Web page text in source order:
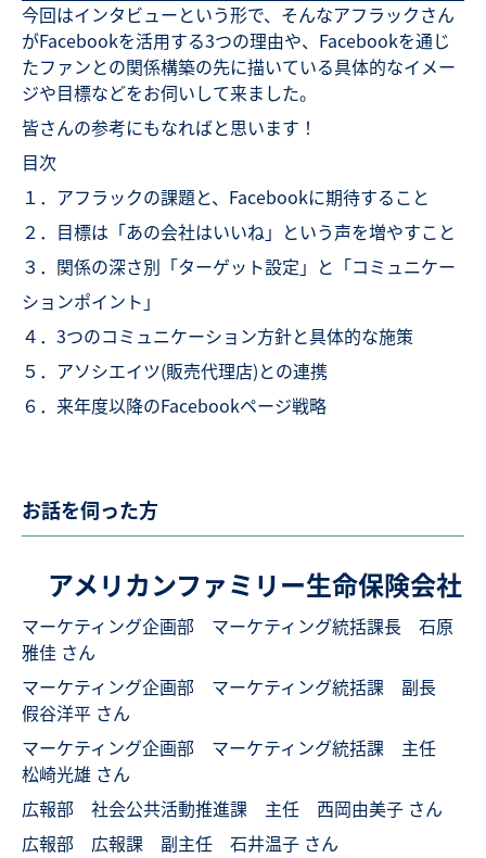
今回はインタビューという形で、そんなアフラックさん
がFacebookを活用する3つの理由や、Facebookを通じ
たファンとの関係構築の先に描いている具体的なイメー
ジや目標などをお伺いして来ました。
皆さんの参考にもなればと思います！
目次
１．アフラックの課題と、Facebookに期待すること
２．目標は「あの会社はいいね」という声を増やすこと
３．関係の深さ別「ターゲット設定」と「コミュニケー
ションポイント」
４．3つのコミュニケーション方針と具体的な施策
５．アソシエイツ(販売代理店)との連携
６．来年度以降のFacebookページ戦略
お話を伺った方
アメリカンファミリー生命保険会社
マーケティング企画部 マーケティング統括課長 石原
雅佳 さん
マーケティング企画部 マーケティング統括課 副長
假谷洋平 さん
マーケティング企画部 マーケティング統括課 主任
松崎光雄 さん
広報部 社会公共活動推進課 主任 西岡由美子 さん
広報部 広報課 副主任 石井温子 さん